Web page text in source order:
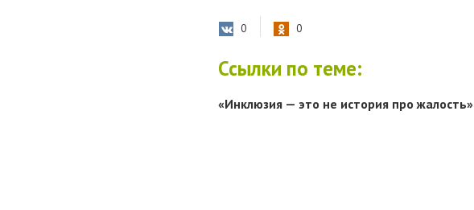
0 0
Ссылки по теме:
«Инклюзия — это не история про жалость»